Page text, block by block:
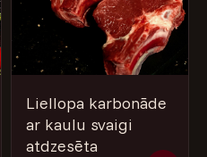
Liellopa karbonāde
ar kaulu svaigi
atdzesēta